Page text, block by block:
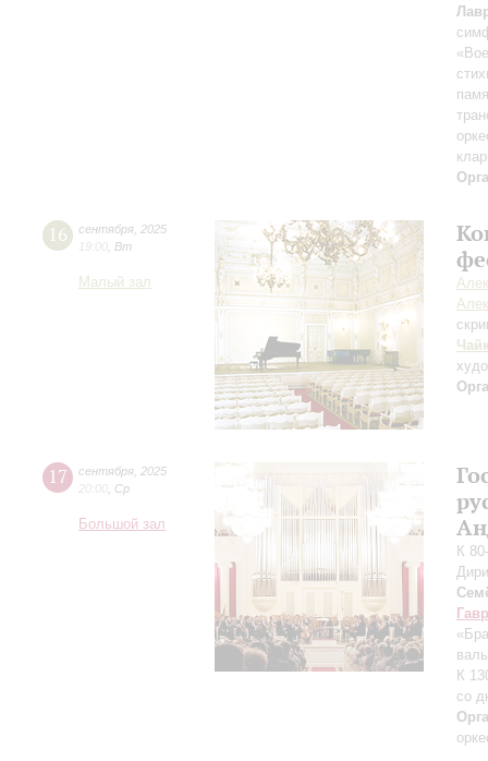
16 сентября 2025
19:00 Вт
Малый зал
17 сентября 2025
20:00 Ср
Большой зал
К
К
со